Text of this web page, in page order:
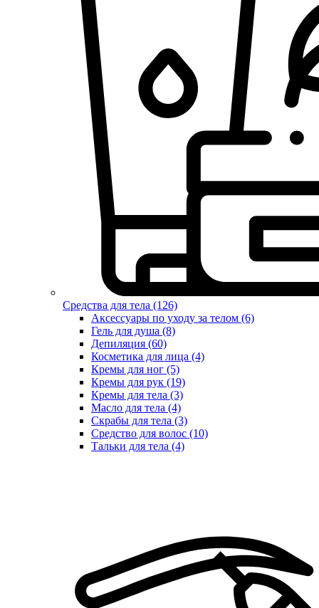
Средства для тела (126)
Аксессуары по уходу за телом (6)
Гель для душа (8)
Депиляция (60)
Косметика для лица (4)
Кремы для ног (5)
Кремы для рук (19)
Кремы для тела (3)
Масло для тела (4)
Скрабы для тела (3)
Средство для волос (10)
Тальки для тела (4)